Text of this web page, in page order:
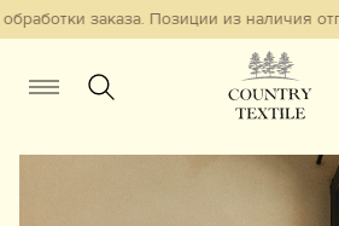
заказа. Позиции из наличия